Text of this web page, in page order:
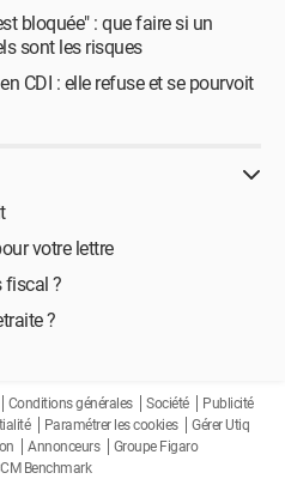
bloquée" : que faire si un
sont les risques
CDI : elle refuse et se pourvoit
votre lettre
fiscal ?
?
Conditions générales Société
Publicité
Paramétrer les cookies
Gérer Utiq
Annonceurs
Groupe Figaro
Benchmark